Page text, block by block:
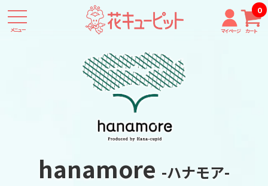
メニュー マイページ カート
0
hanamore -ハナモア-